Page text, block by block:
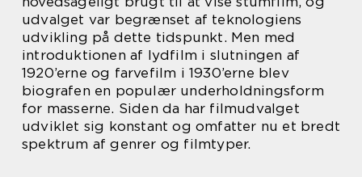
udvalget var begrænset af teknologiens
udvikling på dette tidspunkt. Men med
introduktionen af lydfilm i slutningen af
1920’erne og farvefilm i 1930’erne blev
biografen en populær underholdningsform
for masserne. Siden da har filmudvalget
udviklet sig konstant og omfatter nu et bredt
spektrum af genrer og filmtyper.